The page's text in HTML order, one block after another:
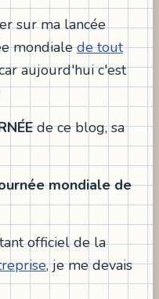
sur ma lancée
mondialede tout
aujourd'hui c'est
de ce blog, sa
mondiale de
officiel de la
, je me devais